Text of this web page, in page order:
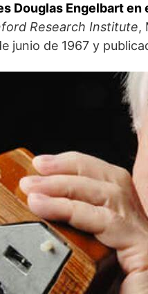
Douglas Engelbart en
Research Institute,
junio de 1967 y